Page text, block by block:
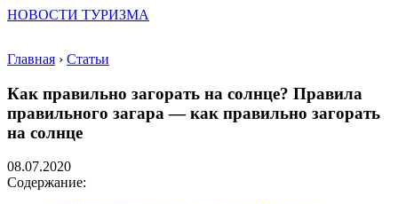
НОВОСТИ ТУРИЗМА
Главная › Статьи
Как правильно загорать на солнце? Правила
правильного загара — как правильно загорать
на солнце
08.07.2020
Содержание: